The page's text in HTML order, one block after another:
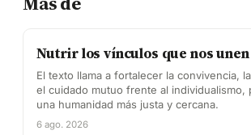
Nutrir los vínculos que nos unen
El texto llama a fortalecer la convivencia,
el cuidado mutuo frente al individualismo,
una humanidad más justa y cercana.
6 ago. 2026